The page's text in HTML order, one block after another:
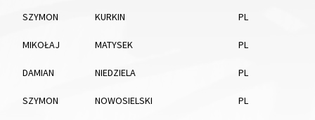
SZYMON KURKIN PL
MIKOŁAJ MATYSEK PL
DAMIAN NIEDZIELA PL
SZYMON NOWOSIELSKI PL